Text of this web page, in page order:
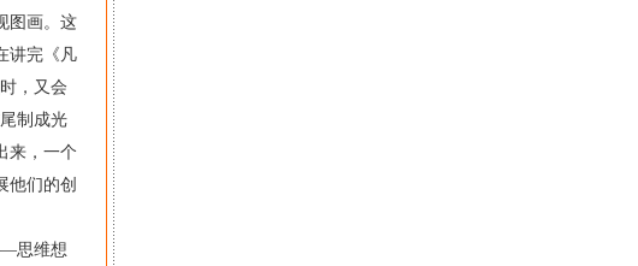
图画。这
讲完《凡
，又会
制成光
来，一个
他们的创
思维想